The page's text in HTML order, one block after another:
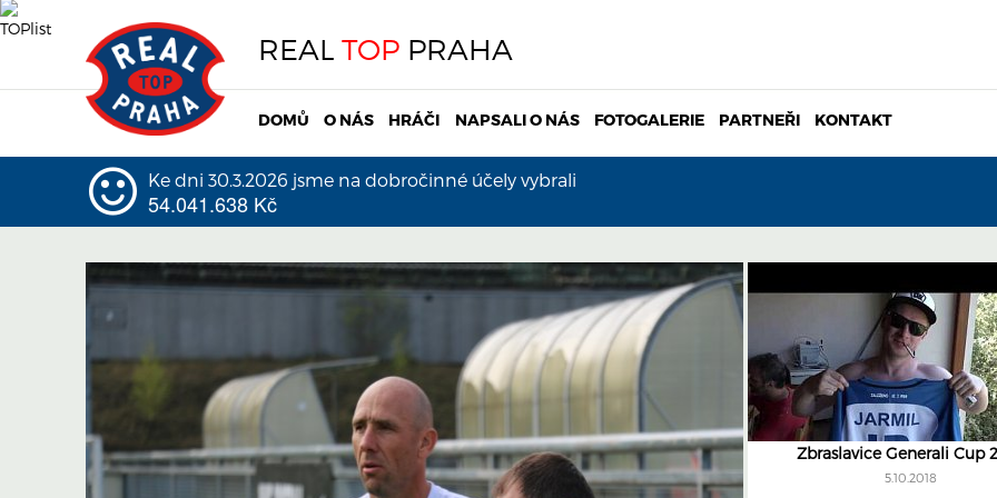
REAL TOP PRAHA
DOMŮ O NÁS HRÁČI NAPSALI O NÁS FOTOGALERIE PARTNEŘI KONTAKT
Ke dni 30.3.2026 jsme na dobročinné účely vybrali
54.041.638 Kč
Zbraslavice Generali Cup
5.10.2018